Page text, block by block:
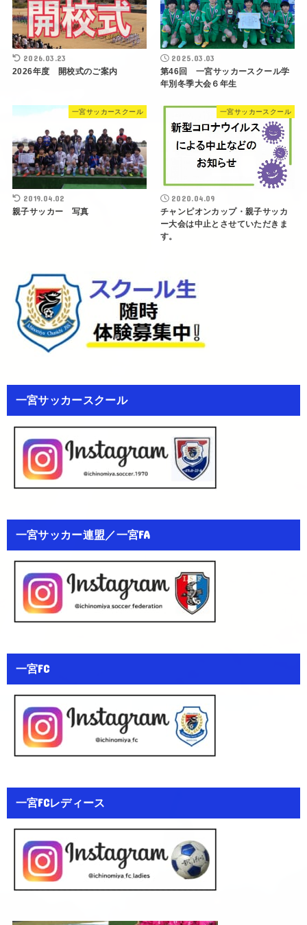
2026.03.23
2026年度 開校式のご案内
2025.03.03
第46回 一宮サッカースクール学
年別冬季大会６年生
一宮サッカースクール
2019.04.02
親子サッカー 写真
一宮サッカースクール
2020.04.09
チャンピオンカップ・親子サッカ
ー大会は中止とさせていただきま
す。
一宮サッカースクール
一宮サッカー連盟／一宮FA
一宮FC
一宮FCレディース